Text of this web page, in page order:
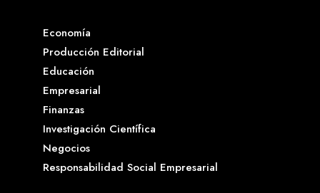
Economía
Producción Editorial
Educación
Empresarial
Finanzas
Investigación Científica
Negocios
Responsabilidad Social Empresarial